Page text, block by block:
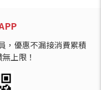
，優惠不漏接消費累積
上限！